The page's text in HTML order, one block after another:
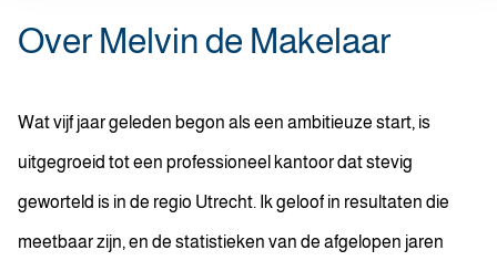
Over Melvin de Makelaar
Wat vijf jaar geleden begon als een ambitieuze start, is
uitgegroeid tot een professioneel kantoor dat stevig
geworteld is in de regio Utrecht. Ik geloof in resultaten die
meetbaar zijn, en de statistieken van de afgelopen jaren